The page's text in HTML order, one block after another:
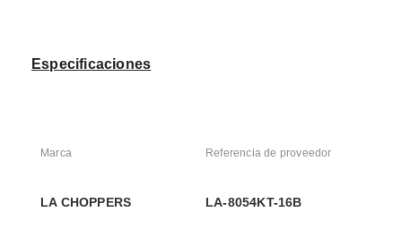
Especificaciones
Marca
LA CHOPPERS
Referencia de proveedor
LA-8054KT-16B